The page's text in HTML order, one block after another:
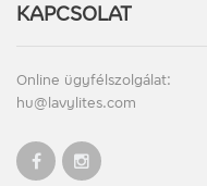
KAPCSOLAT
Online ügyfélszolgálat:
hu@lavylites.com